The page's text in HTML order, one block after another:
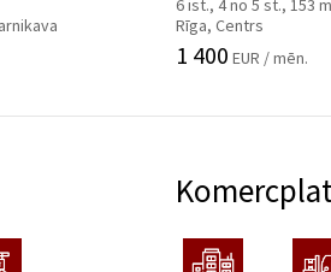
Rīga, Centrs
1 400 EUR / mēn.